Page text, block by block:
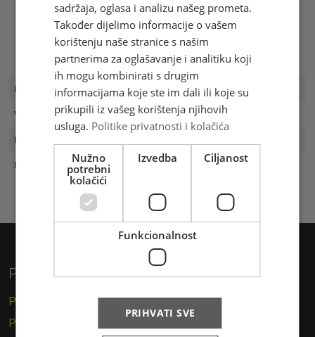
FDC Broj FDC 13/01
Vrijednost 3.00 KM
Prvi dan
Naklada 500
Privatni korisnici
Pismo
Paket
sadržaja, oglasa i analizu našeg prometa.
Također dijelimo informacije o vašem
korištenju naše stranice s našim
partnerima za oglašavanje i analitiku koji
ih mogu kombinirati s drugim
informacijama koje ste im dali ili koje su
prikupili iz vašeg korištenja njihovih
usluga. Politike privatnosti i kolačića
Nužno
potrebni
kolačići
Izvedba Ciljanost
Funkcionalnost
PRIHVATI SVE